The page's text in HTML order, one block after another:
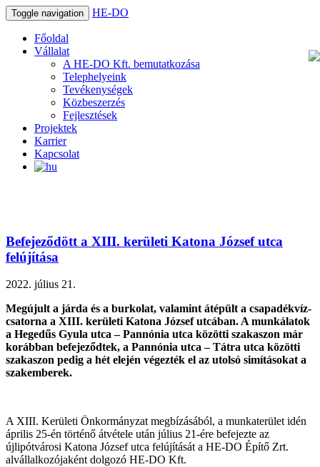
Toggle navigation HE-DO
Főoldal
Vállalat
A HE-DO Kft. bemutatkozása
Telephelyeink
Tevékenységek
Közbeszerzés
Fejlesztések
Projektek
Karrier
Kapcsolat
Befejeződött a XIII. kerületi Katona József utca
felújítása
2022. július 21.
Megújult a járda és a burkolat, valamint átépült a csapadékvíz-
csatorna a XIII. kerületi Katona József utcában. A munkálatok
a Hegedűs Gyula utca­ – Pannónia utca közötti szakaszon már
korábban befejeződtek, a Pannónia utca – Tátra utca közötti
szakaszon pedig a hét elején végezték el az utolsó simításokat a
szakemberek.
A XIII. Kerületi Önkormányzat megbízásából, a munkaterület idén
április 25-én történő átvétele után július 21-ére befejezte az
újlipótvárosi Katona József utca felújítását a HE-DO Építő Zrt.
alvállalkozójaként dolgozó HE-DO Kft.